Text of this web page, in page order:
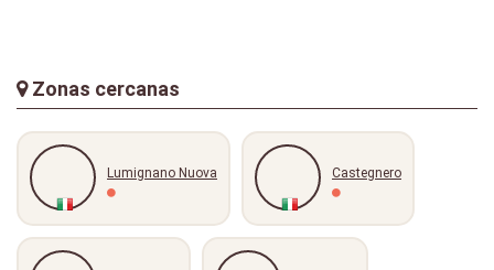
Zonas cercanas
Lumignano Nuova Castegnero